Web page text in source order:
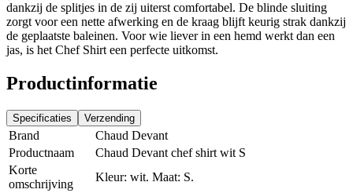
dankzij de splitjes in de zij uiterst comfortabel. De blinde sluiting
zorgt voor een nette afwerking en de kraag blijft keurig strak dankzij
de geplaatste baleinen. Voor wie liever in een hemd werkt dan een
jas, is het Chef Shirt een perfecte uitkomst.
Productinformatie
Specificaties Verzending
Brand
Chaud Devant
Productnaam
Chaud Devant chef shirt wit S
Korte
omschrijving
Kleur: wit. Maat: S.